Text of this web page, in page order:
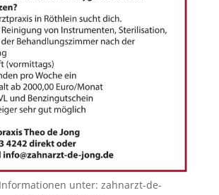
unter:zahnarzt-de-